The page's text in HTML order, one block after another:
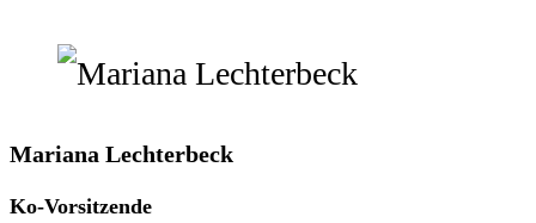
Mariana Lechterbeck
Ko-Vorsitzende